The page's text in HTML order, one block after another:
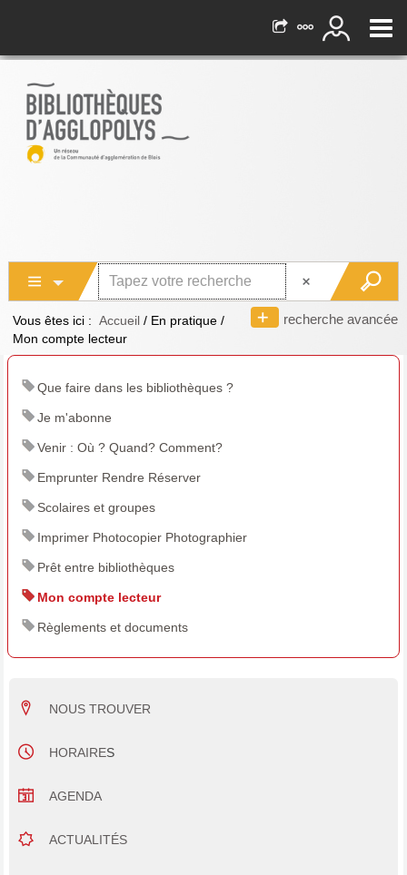
recherche avancée
Vous êtes ici : Accueil / En pratique /
Mon compte lecteur
Que faire dans les bibliothèques ?
Je m'abonne
Venir : Où ? Quand? Comment?
Emprunter Rendre Réserver
Scolaires et groupes
Imprimer Photocopier Photographier
Prêt entre bibliothèques
Mon compte lecteur
Règlements et documents
NOUS TROUVER
HORAIRES
AGENDA
ACTUALITÉS